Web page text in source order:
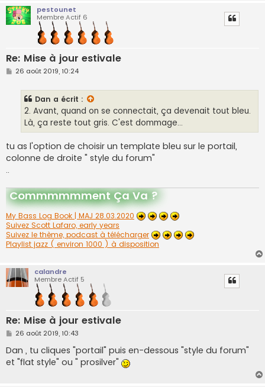
pestounet
Membre Actif 6
Re: Mise à jour estivale
M
26 août 2019, 10:24
Dan a écrit :
2. Avant, quand on se connectait, ça devenait tout bleu.
Là, ça reste tout gris. C'est dommage...
tu as l'option de choisir un template bleu sur le portail,
colonne de droite " style du forum"
..
Commmmmment Ça Va ?
My Bass Log Book | MAJ 28.03.2020
Suivez Scott Lafaro, early years
Suivez le thème, podcast à télécharger
Playlist jazz ( environ 1000 ) à disposition
calandre
Membre Actif 5
Re: Mise à jour estivale
M
s
s
a
26 août 2019, 10:43
Dan , tu cliques "portail" puis en-dessous "style du forum"
et "flat style" ou " prosilver"